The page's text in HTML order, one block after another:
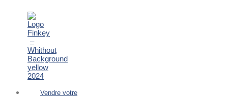
Vendre votre